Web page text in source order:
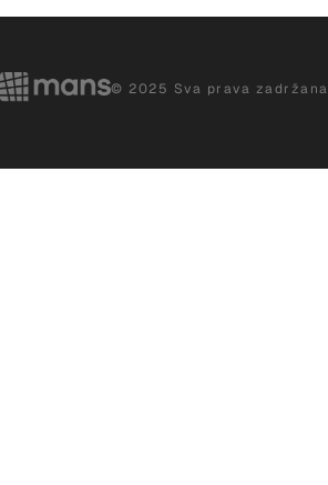
© 2025 Sva prava zadržana